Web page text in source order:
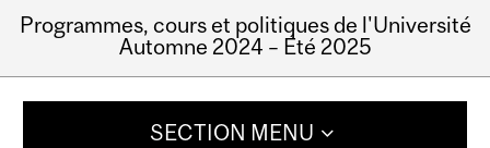
Programmes, cours et politiques de l'Université
Automne 2024 – Été 2025
SECTION MENU